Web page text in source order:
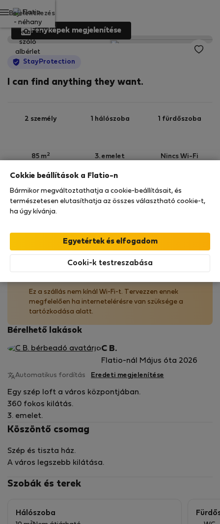
Bejelentkezés
Fényképek megjelenítése
StayProtection
I can find anything they want.
2 személy 1 hálószoba 1 fürdőszoba
85 m2 3. emelet Nincs Wi-Fi
Az Ön tartózkodását a StayProtection
csomagunk fedezi! Felhívjuk figyelmét, hogy ennek
használja ezt a biztosítási lehetőséget.
Ez a szállás nem kínál Wi-Fi-t. Tervezzen ennek
megfelelően ha internetelérésre van szüksége a
tartózkodása alatt.
Bérelhető lakások
C B.
Flatio-nál Május óta 2026
Automatikus fordítás Eredeti megjelenítése
Egy szép loft a város központjában.
360 fokos kilátás.
3. emelet.
Köszöntő csomag
Szép és tiszta ház.
A város legszebb kilátása.
Szobák és terek
Hálószoba
2
Cokkie beállítások a Flatio-n
Bármikor megváltoztathatja a cookie-beállításait, és
természetesen elutasíthatja az összes választható cookie-t,
ha úgy kívánja.
Cooki-k testreszabása